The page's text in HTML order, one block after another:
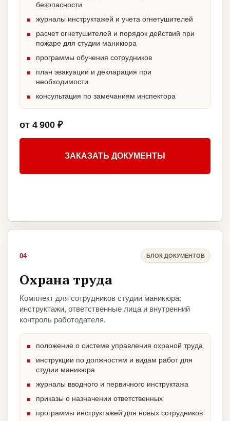
безопасности
журналы инструктажей и учета огнетушителей
расчет огнетушителей и порядок действий при
пожаре для студии маникюра
программы обучения сотрудников
план эвакуации и декларация при
необходимости
консультация по замечаниям инспектора
от 4 900 ₽
ЗАКАЗАТЬ ДОКУМЕНТЫ
04 БЛОК ДОКУМЕНТОВ
Охрана труда
Комплект для сотрудников студии маникюра:
инструктажи, ответственные лица и внутренний
контроль работодателя.
положение о системе управления охраной труда
инструкции по должностям и видам работ для
студии маникюра
журналы вводного и первичного инструктажа
приказы о назначении ответственных
программы инструктажей для новых сотрудников